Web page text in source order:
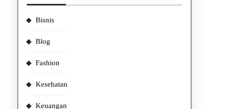
Bisnis
Blog
Fashion
Kesehatan
Keuangan